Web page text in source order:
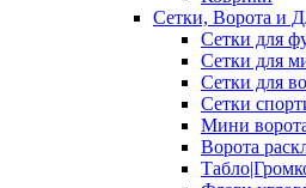
Сетки, Ворота и
Сетки для
Сетки для
Сетки для
Сетки
Мини
Ворота